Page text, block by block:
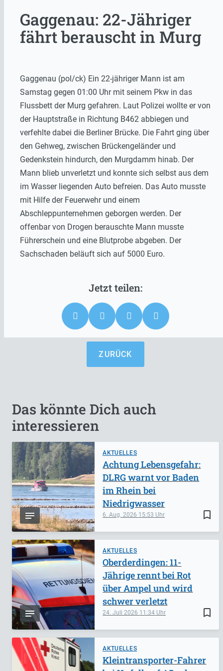
Gaggenau: 22-Jähriger
fährt berauscht in Murg
Gaggenau (pol/ck) Ein 22-jähriger Mann ist am
Samstag gegen 01:00 Uhr mit seinem Pkw in das
Flussbett der Murg gefahren. Laut Polizei wollte er von
der Hauptstraße in Richtung B462 abbiegen und
verfehlte dabei die Berliner Brücke. Die Fahrt ging über
den Gehweg, zwischen Brückengeländer und
Gedenkstein hindurch, den Murgdamm hinab. Der
Mann blieb unverletzt und konnte sich selbst aus dem
im Wasser liegenden Auto befreien. Das Auto musste
mit Hilfe der Feuerwehr und einem
Abschleppunternehmen geborgen werden. Der
offenbar von Drogen berauschte Mann musste
Führerschein und eine Blutprobe abgeben. Der
Sachschaden beläuft sich auf 5000 Euro.
ZURÜCK
Das könnte Dich auch
interessieren
AKTUELLES
bookmark_border
6. Aug. 2026 15:53
Achtung Lebensgefahr:
DLRG warnt vor Baden
im Rhein bei
Niedrigwasser
AKTUELLES
bookmark_border
24. Juli 2026 11:34
Oberderdingen: 11-
Jährige rennt bei Rot
über Ampel und wird
schwer verletzt
AKTUELLES
Kleintransporter-Fahrer